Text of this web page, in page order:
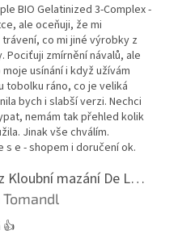
BIO Gelatinized 3-Complex -
ale oceňuji, že mi
co mi jiné výrobky z
Pociťuji zmírnění návalů, ale
usínání i když užívám
tobolku ráno, co je veliká
bych i slabší verzi. Nechci
nemám tak přehled kolik
Jinak vše chválím.
s e - shopem i doručení ok.
Priessnitz Kloubní mazání De Luxe, 200ml
je 5 z 5 hvězdiček.
👍